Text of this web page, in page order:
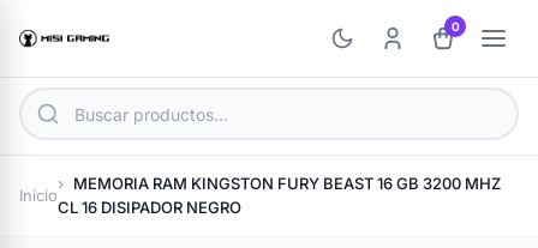
0
Inicio
MEMORIA RAM KINGSTON FURY BEAST 16 GB 3200 MHZ
CL 16 DISIPADOR NEGRO